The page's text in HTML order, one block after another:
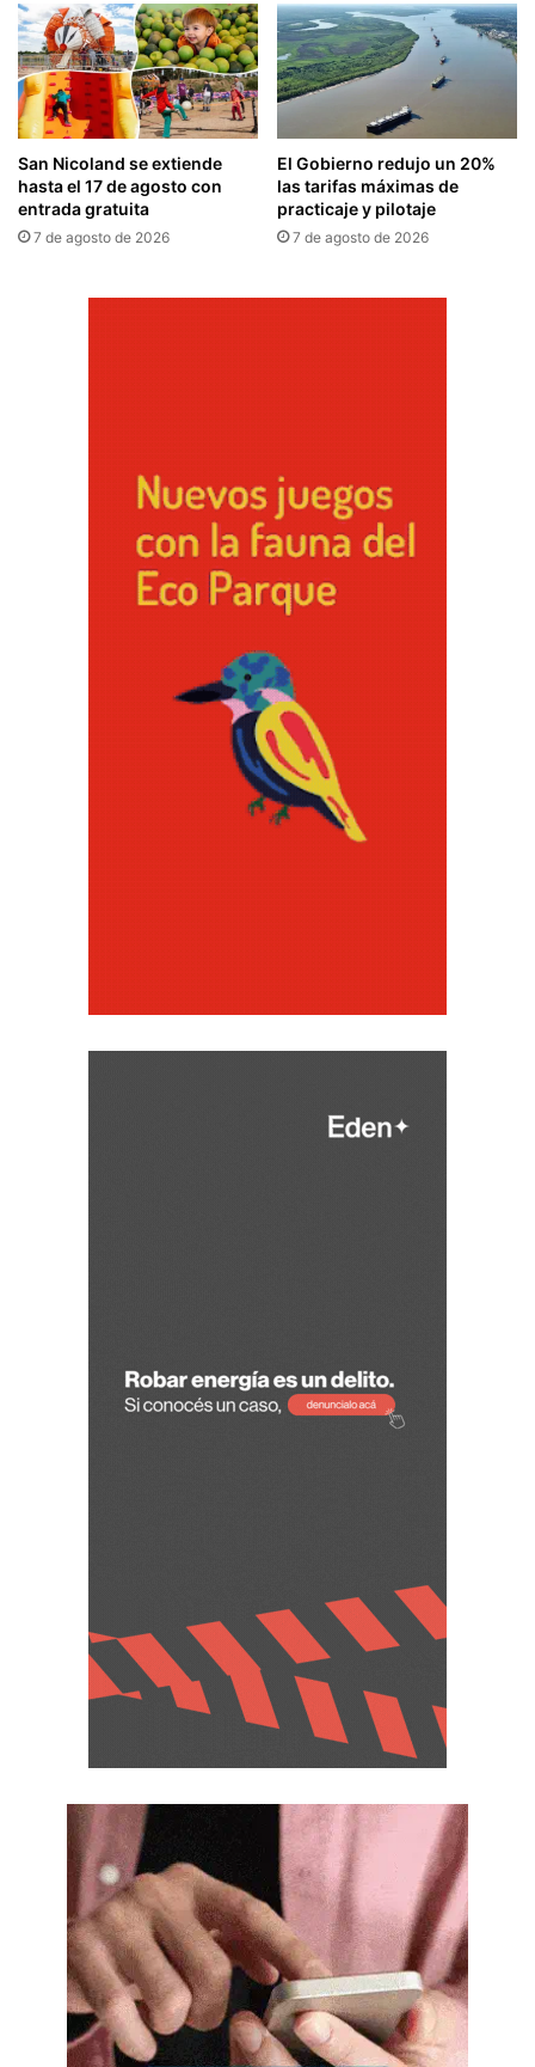
San Nicoland se extiende
hasta el 17 de agosto con
entrada gratuita
7 de agosto de 2026
El Gobierno redujo un 20%
las tarifas máximas de
practicaje y pilotaje
7 de agosto de 2026